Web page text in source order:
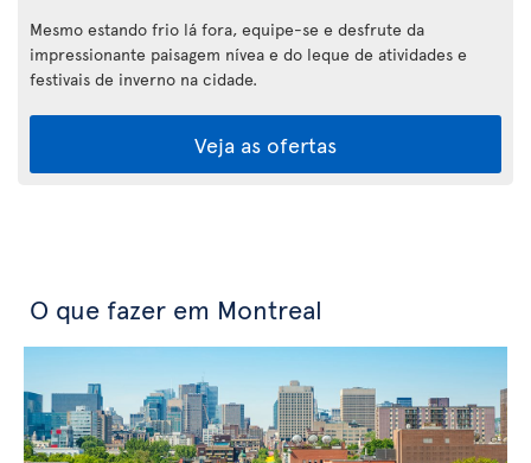
Mesmo estando frio lá fora, equipe-se e desfrute da
impressionante paisagem nívea e do leque de atividades e
festivais de inverno na cidade.
Veja as ofertas
O que fazer em Montreal